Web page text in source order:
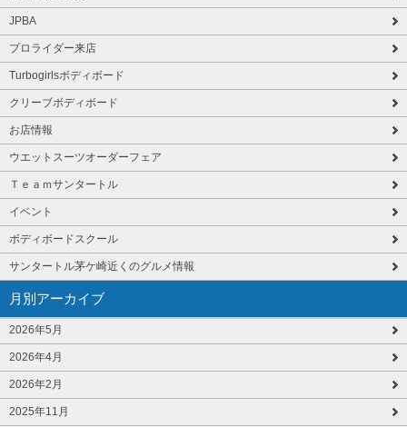
JPBA
プロライダー来店
Turbogirlsボディボード
クリーブボディボード
お店情報
ウエットスーツオーダーフェア
Ｔｅａｍサンタートル
イベント
ボディボードスクール
サンタートル茅ケ崎近くのグルメ情報
月別アーカイブ
2026年5月
2026年4月
2026年2月
2025年11月